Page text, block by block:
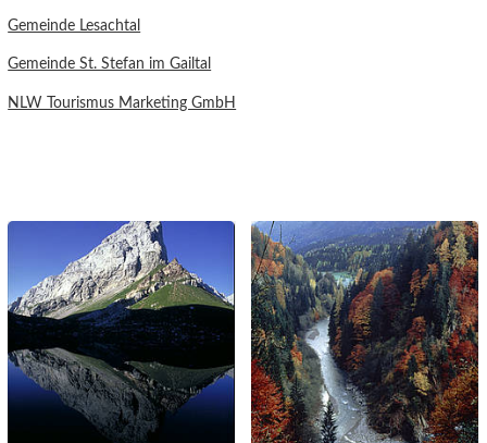
Gemeinde Lesachtal
Gemeinde St. Stefan im Gailtal
NLW Tourismus Marketing GmbH